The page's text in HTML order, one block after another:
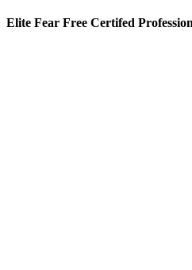
Elite Fear Free Certifed